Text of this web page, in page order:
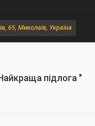
65, Миколаїв, Україна
підлога "